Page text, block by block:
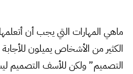
ماهي المهارات التي يجب أن
الكثير من الأشخاص يميلون
التصميم” ولكن للأسف التصميم